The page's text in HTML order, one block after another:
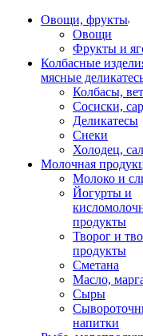
Овощи, фрукты
Овощи
Фрукты и
Колбасные
мясные
Колбасы,
Сосиски,
Деликатесы
Снеки
Холодец,
Молочная
Молоко и
Йогурты и
продукты
Творог и
продукты
Сметана
Масло,
Сыры
напитки